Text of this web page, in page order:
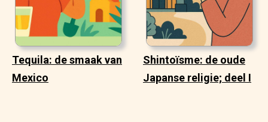
Tequila: de smaak van
Mexico
Shintoïsme: de oude
Japanse religie; deel I